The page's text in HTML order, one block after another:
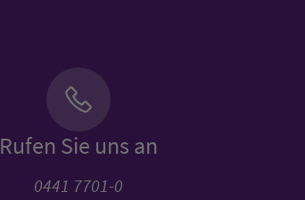
Rufen Sie uns an
0441 7701-0